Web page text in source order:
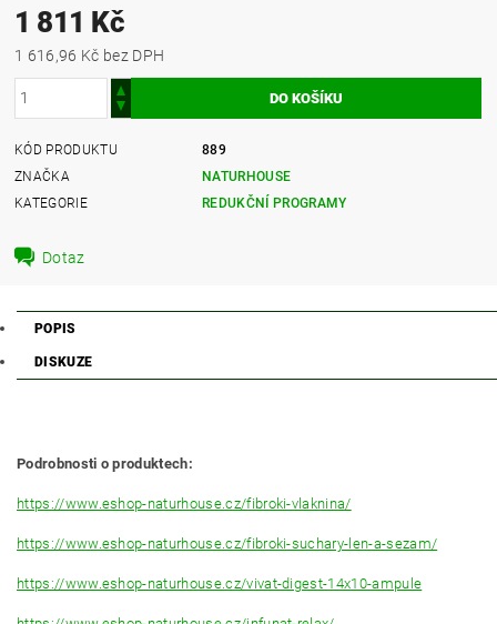
1 811 Kč
1 616,96 Kč bez DPH
KÓD PRODUKTU
889
ZNAČKA
NATURHOUSE
KATEGORIE
REDUKČNÍ PROGRAMY
Dotaz
POPIS
DISKUZE
Podrobnosti o produktech:
https://www.eshop-naturhouse.cz/fibroki-vlaknina/
https://www.eshop-naturhouse.cz/fibroki-suchary-len-a-sezam/
https://www.eshop-naturhouse.cz/vivat-digest-14x10-ampule